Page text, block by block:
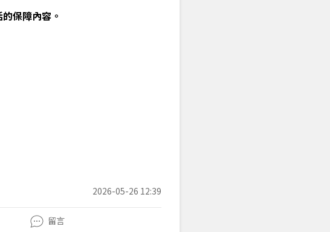
保障內容。
2026-05-26 12:39
留言